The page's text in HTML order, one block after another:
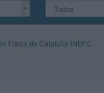
Física de Cataluña INEFC